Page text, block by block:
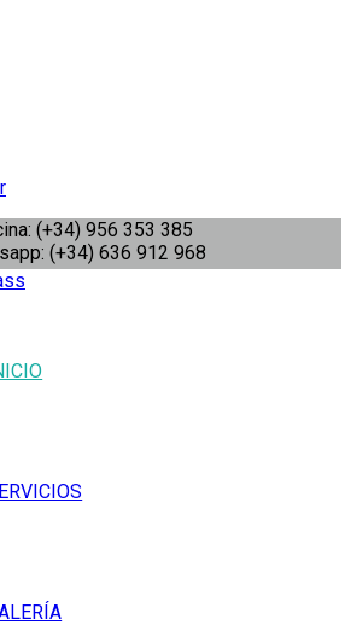
(+34) 956 353 385
(+34) 636 912 968